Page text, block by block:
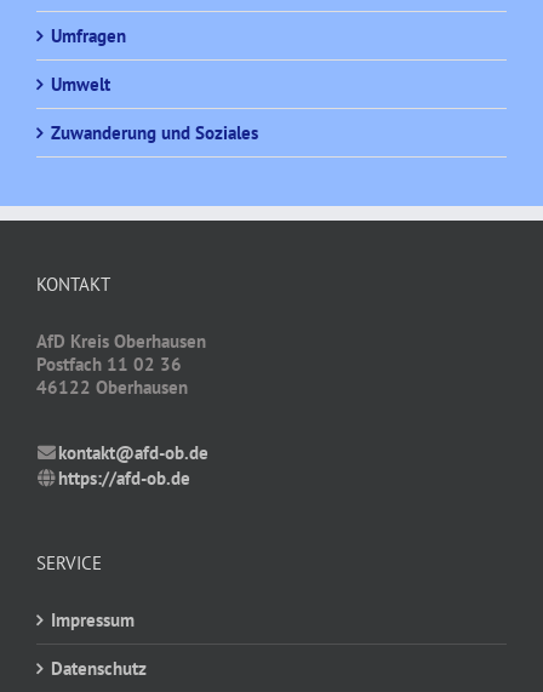
Umfragen
Umwelt
Zuwanderung und Soziales
KONTAKT
AfD Kreis Oberhausen
Postfach 11 02 36
46122 Oberhausen
kontakt@afd-ob.de
https://afd-ob.de
SERVICE
Impressum
Datenschutz